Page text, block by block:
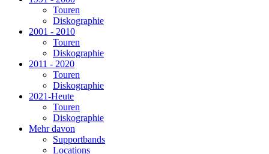
Touren
Diskographie
2001 - 2010
Touren
Diskographie
2011 - 2020
Touren
Diskographie
2021-Heute
Touren
Diskographie
Mehr davon
Supportbands
Locations